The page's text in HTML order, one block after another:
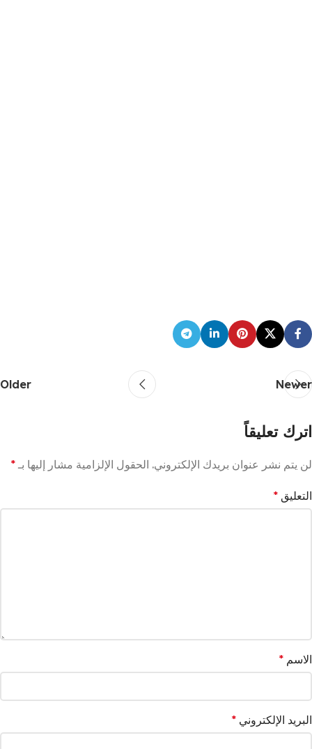
Newer
Older
اترك تعليقاً
لن يتم نشر عنوان بريدك الإلكتروني. الحقول الإلزامية مشار إليها بـ *
التعليق *
الاسم *
البريد الإلكتروني *